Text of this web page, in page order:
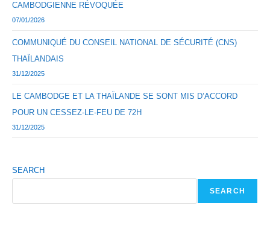
CAMBODGIENNE RÉVOQUÉE
07/01/2026
COMMUNIQUÉ DU CONSEIL NATIONAL DE SÉCURITÉ (CNS)
THAÏLANDAIS
31/12/2025
LE CAMBODGE ET LA THAÏLANDE SE SONT MIS D’ACCORD
POUR UN CESSEZ-LE-FEU DE 72H
31/12/2025
SEARCH
SEARCH